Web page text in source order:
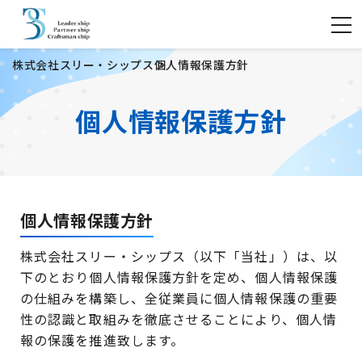
株式会社スリー・シップス個人情報保護方針
個人情報保護方針
個人情報保護方針
株式会社スリー・シップス（以下「当社」）は、以
下のとおり個人情報保護方針を定め、個人情報保護
の仕組みを構築し、全従業員に個人情報保護の重要
性の認識と取組みを徹底させることにより、個人情
報の保護を推進致します。